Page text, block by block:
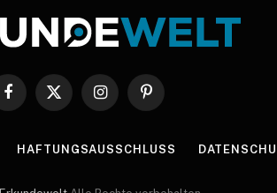
Facebook
X
InstagramPinterest
HAFTUNGSAUSSCHLUSS